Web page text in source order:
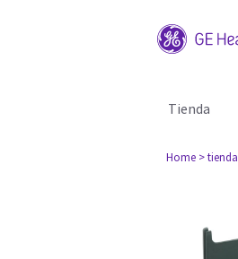
Tienda
Home > tienda